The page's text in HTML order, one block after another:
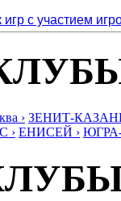
с участием
› ЗЕНИТ-
› ЕНИСЕЙ ›